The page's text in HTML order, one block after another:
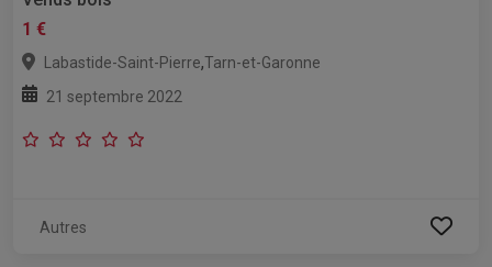
1 €
Labastide-Saint-Pierre,Tarn-et-Garonne
21 septembre 2022
Autres